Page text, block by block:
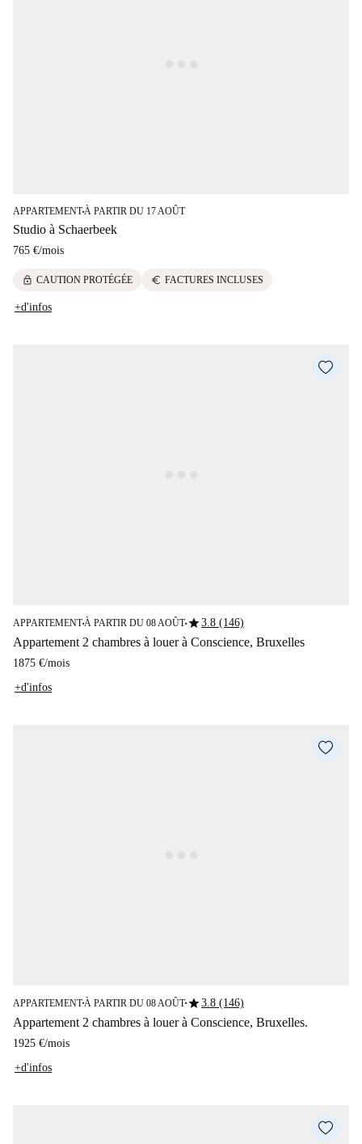
APPARTEMENT■À PARTIR DU 17 AOÛT
Studio à Schaerbeek
765 €/mois
lock CAUTION PROTÉGÉE euro FACTURES INCLUSES
+d'infos
APPARTEMENT■À PARTIR DU 08 AOÛT■star3.8 (146)
Appartement 2 chambres à louer à Conscience, Bruxelles
1875 €/mois
+d'infos
APPARTEMENT■À PARTIR DU 08 AOÛT■star3.8 (146)
Appartement 2 chambres à louer à Conscience, Bruxelles.
1925 €/mois
+d'infos